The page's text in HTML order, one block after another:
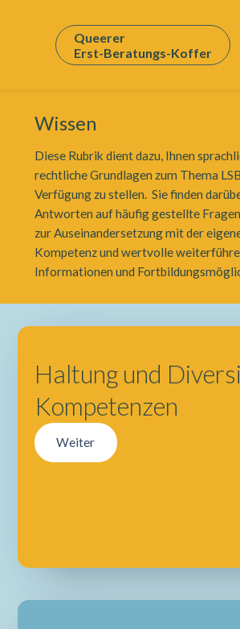
Queerer
Erst-Beratungs-Koffer
Wissen
Diese Rubrik dient dazu, Ihnen
rechtliche Grundlagen zum Thema
Verfügung zu stellen. Sie finden
Antworten auf häufig gestellte
zur Auseinandersetzung mit der
Kompetenz und wertvolle
Informationen und
Haltung und
Kompetenzen
Weiter